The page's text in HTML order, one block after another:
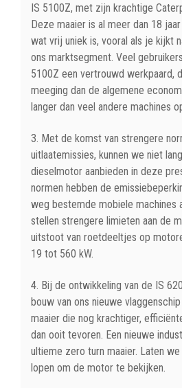
IS 5100Z, met zijn krachtige
Deze maaier is al meer dan 18
wat vrij uniek is, vooral als je kijkt
ons marktsegment. Veel
5100Z een vertrouwd werkpaard,
meeging dan de algemene
langer dan veel andere machines
3. Met de komst van strengere
uitlaatemissies, kunnen we niet
dieselmotor aanbieden in deze
normen hebben de
weg bestemde mobiele machines
stellen strengere limieten aan de
uitstoot van roetdeeltjes op
19 tot 560 kW.
4. Bij de ontwikkeling van de IS
bouw van ons nieuwe
maaier die nog krachtiger,
dan ooit tevoren. Een nieuwe
ultieme zero turn maaier. Laten we
lopen om de motor te bekijken.